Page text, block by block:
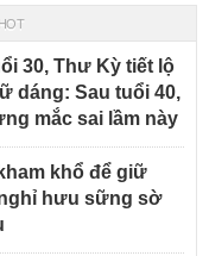
30, Thư Kỳ tiết lộ
dáng: Sau tuổi 40,
mắc sai lầm này
khổ để giữ
hưu sững sờ